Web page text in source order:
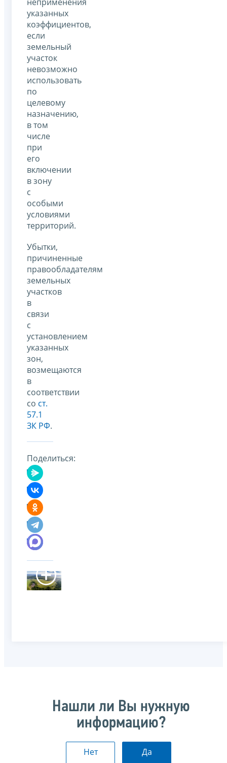
указанных
коэффициентов,
если
земельный
участок
невозможно
использовать
по
целевому
назначению,
в том
числе
при
его
включении
в зону
с
особыми
условиями
территорий.
Убытки,
причиненные
правообладателям
земельных
участков
в
связи
с
установлением
указанных
зон,
возмещаются
в
соответствии
со ст.
57.1
ЗК РФ.
Поделиться:
Нашли ли Вы нужную
информацию?
Нет Да